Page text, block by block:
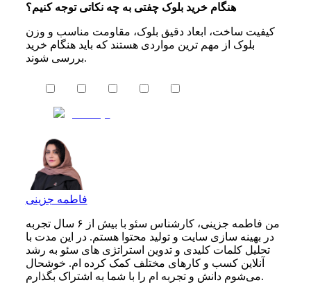
هنگام خرید بلوک چفتی به چه نکاتی توجه کنیم؟
کیفیت ساخت، ابعاد دقیق بلوک، مقاومت مناسب و وزن
بلوک از مهم ترین مواردی هستند که باید هنگام خرید
بررسی شوند.
فاطمه جزینی
من فاطمه جزینی، کارشناس سئو با بیش از ۶ سال تجربه
در بهینه‌ سازی سایت و تولید محتوا هستم. در این مدت با
تحلیل کلمات کلیدی و تدوین استراتژی‌ های سئو به رشد
آنلاین کسب‌ و کارهای مختلف کمک کرده‌ ام. خوشحال
می‌شوم دانش و تجربه ام را با شما به اشتراک بگذارم.